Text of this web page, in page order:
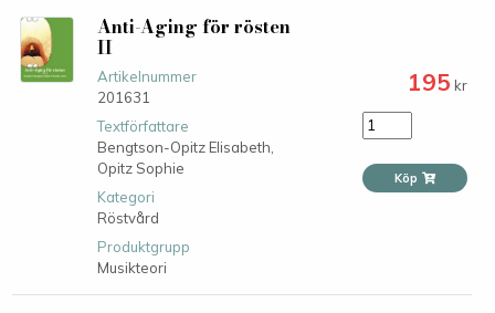
Anti-Aging för rösten
II
Artikelnummer
201631
Textförfattare
Bengtson-Opitz Elisabeth,
Opitz Sophie
Kategori
Röstvård
Produktgrupp
Musikteori
195 kr
Köp